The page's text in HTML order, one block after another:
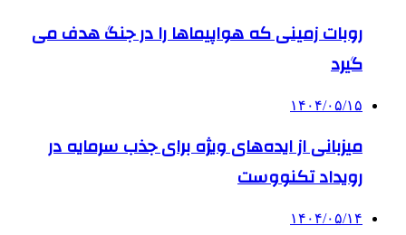
روبات زمینی که هواپیماها را در جنگ هدف می
گیرد
۱۴۰۴/۰۵/۱۵
میزبانی از ایده‌های ویژه برای جذب سرمایه در
رویداد تکنووست
۱۴۰۴/۰۵/۱۴